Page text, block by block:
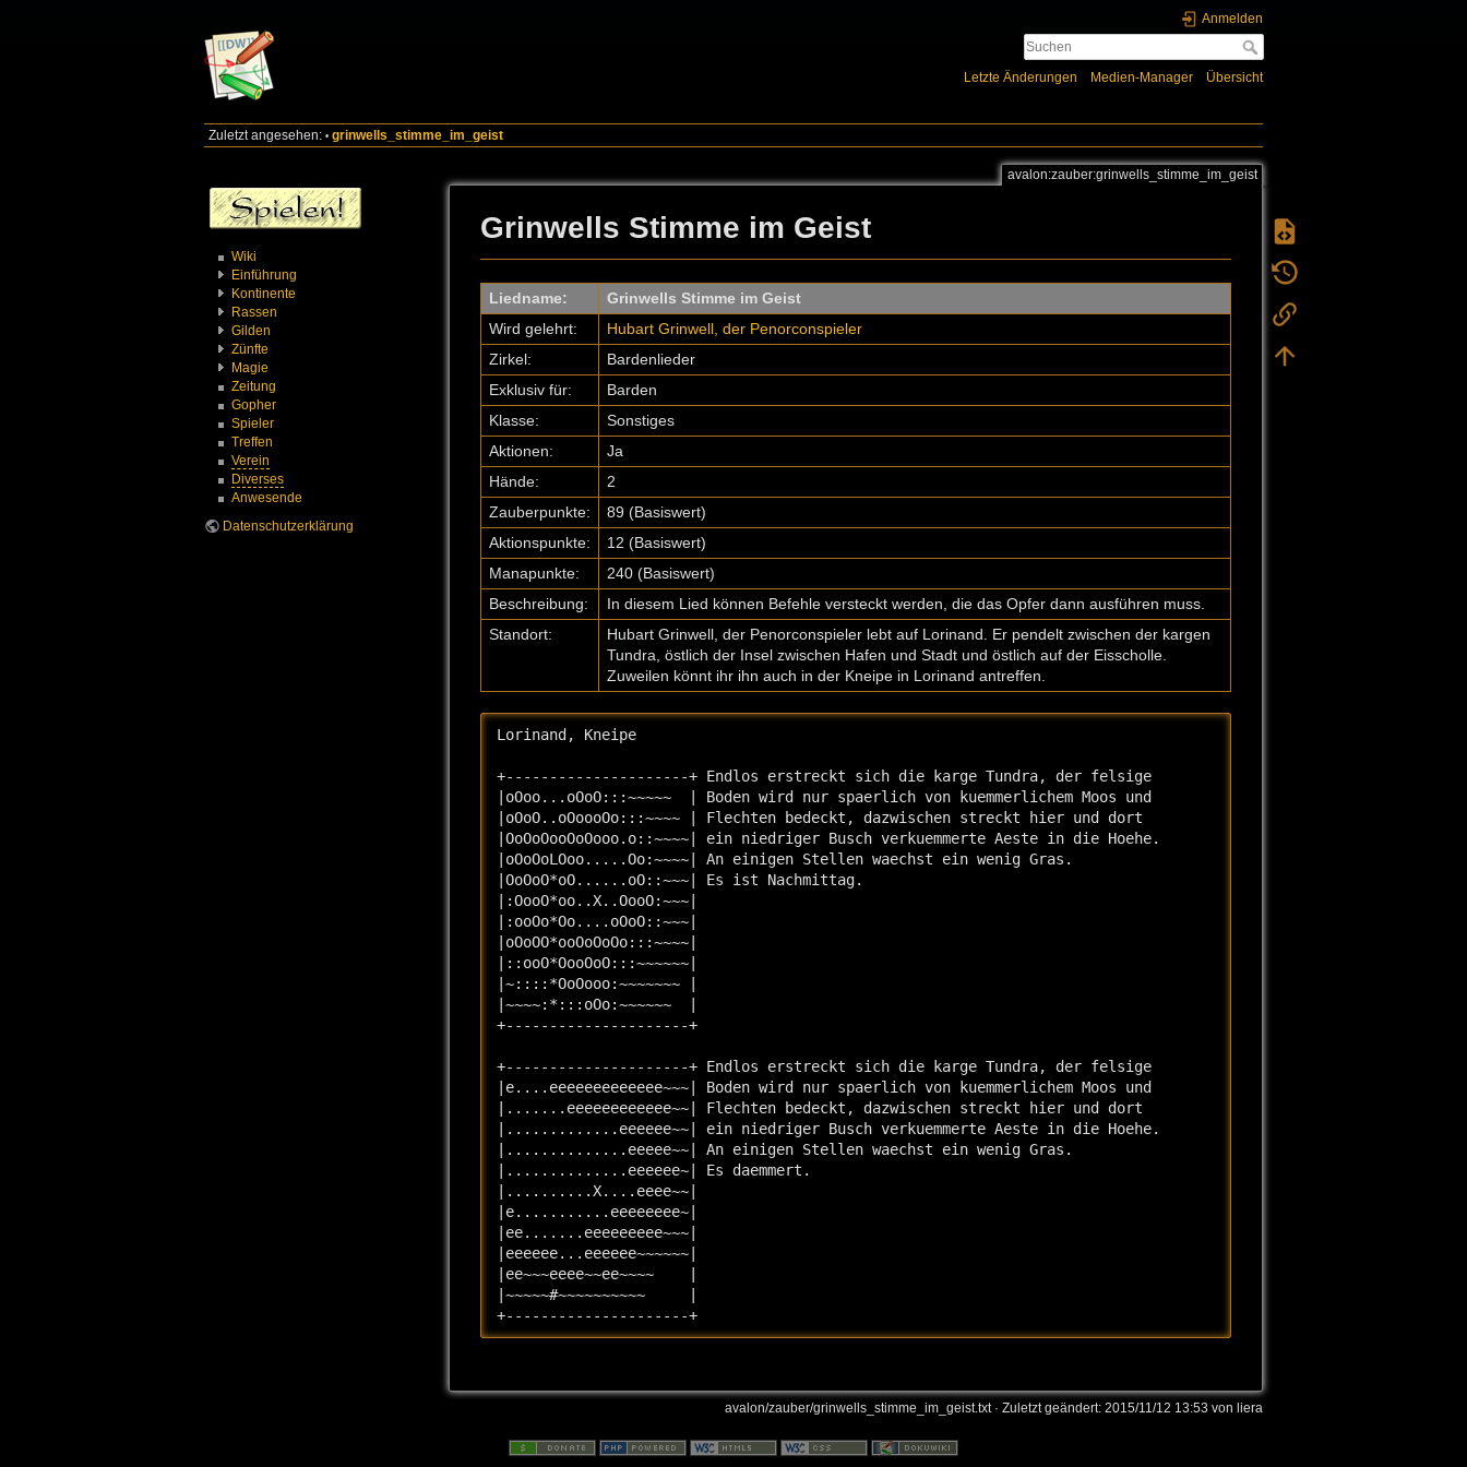
Anmelden
Letzte Änderungen Medien-Manager Übersicht
Zuletzt angesehen: • grinwells_stimme_im_geist
Wiki
Einführung
Kontinente
Rassen
Gilden
Zünfte
Magie
Zeitung
Gopher
Spieler
Treffen
Verein
Diverses
Anwesende
Datenschutzerklärung
avalon:zauber:grinwells_stimme_im_geist
Grinwells Stimme im Geist
Liedname:
Grinwells Stimme im Geist
Wird gelehrt:
Hubart Grinwell, der Penorconspieler
Zirkel:
Bardenlieder
Exklusiv für:
Barden
Klasse:
Sonstiges
Aktionen:
Ja
Hände:
2
Zauberpunkte:
89 (Basiswert)
Aktionspunkte:
12 (Basiswert)
Manapunkte:
240 (Basiswert)
Beschreibung:
In diesem Lied können Befehle versteckt werden, die das Opfer dann ausführen muss.
Standort:
Hubart Grinwell, der Penorconspieler lebt auf Lorinand. Er pendelt zwischen der kargen
Tundra, östlich der Insel zwischen Hafen und Stadt und östlich auf der Eisscholle.
Zuweilen könnt ihr ihn auch in der Kneipe in Lorinand antreffen.
Lorinand, Kneipe
+---------------------+ Endlos erstreckt sich die karge Tundra, der felsige
|oOoo...oOoO:::~~~~~  | Boden wird nur spaerlich von kuemmerlichem Moos und
|oOoO..oOoooOo:::~~~~ | Flechten bedeckt, dazwischen streckt hier und dort
|OoOoOooOoOooo.o::~~~~| ein niedriger Busch verkuemmerte Aeste in die Hoehe.
|oOoOoLOoo.....Oo:~~~~| An einigen Stellen waechst ein wenig Gras.
|OoOoO*oO......oO::~~~| Es ist Nachmittag.
|:OooO*oo..X..OooO:~~~|
|:ooOo*Oo....oOoO::~~~|
|oOoOO*ooOoOoOo:::~~~~|
|::ooO*OooOoO:::~~~~~~|
|~::::*OoOooo:~~~~~~~ |
|~~~~:*:::oOo:~~~~~~  |
+---------------------+
+---------------------+ Endlos erstreckt sich die karge Tundra, der felsige
|e....eeeeeeeeeeeee~~~| Boden wird nur spaerlich von kuemmerlichem Moos und
|.......eeeeeeeeeeee~~| Flechten bedeckt, dazwischen streckt hier und dort
|.............eeeeee~~| ein niedriger Busch verkuemmerte Aeste in die Hoehe.
|..............eeeee~~| An einigen Stellen waechst ein wenig Gras.
|..............eeeeee~| Es daemmert.
|..........X....eeee~~|
|e...........eeeeeeee~|
|ee.......eeeeeeeee~~~|
|eeeeee...eeeeee~~~~~~|
|ee~~~eeee~~ee~~~~    |
|~~~~~#~~~~~~~~~~     |
+---------------------+
avalon/zauber/grinwells_stimme_im_geist.txt· Zuletzt geändert: 2015/11/12 13:53 von liera